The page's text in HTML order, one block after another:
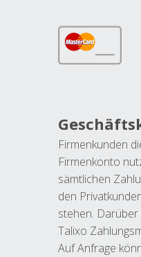
Firmenkunden
Firmenkonto
sämtlichen
den
stehen.
Talixo
Auf Anfrage